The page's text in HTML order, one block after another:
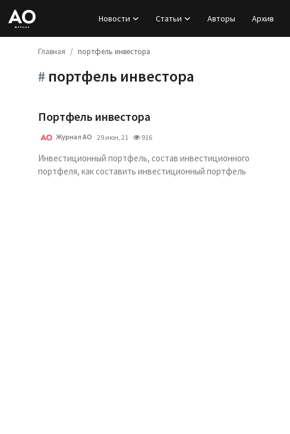
Новости Статьи Авторы Архив
Регистрация
Новости
Авторы
Главная портфель инвестора
# портфель инвестора
Портфель инвестора
Журнал АО 29 июн, 21 916
Инвестиционный портфель, состав инвестиционного
портфеля, как составить инвестиционный портфель